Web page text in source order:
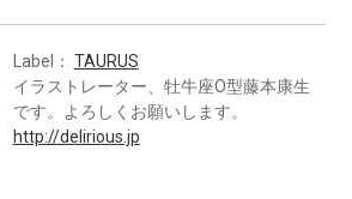
Label： TAURUS
イラストレーター、牡牛座O型藤本康生
です。よろしくお願いします。
http://delirious.jp